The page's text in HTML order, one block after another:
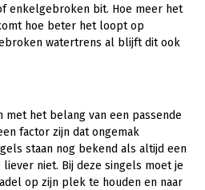
enkelgebroken bit. Hoe meer het
hoe beter het loopt op
watertrens al blijft dit ook
met het belang van een passende
factor zijn dat ongemak
staan nog bekend als altijd een
niet. Bij deze singels moet je
op zijn plek te houden en naar